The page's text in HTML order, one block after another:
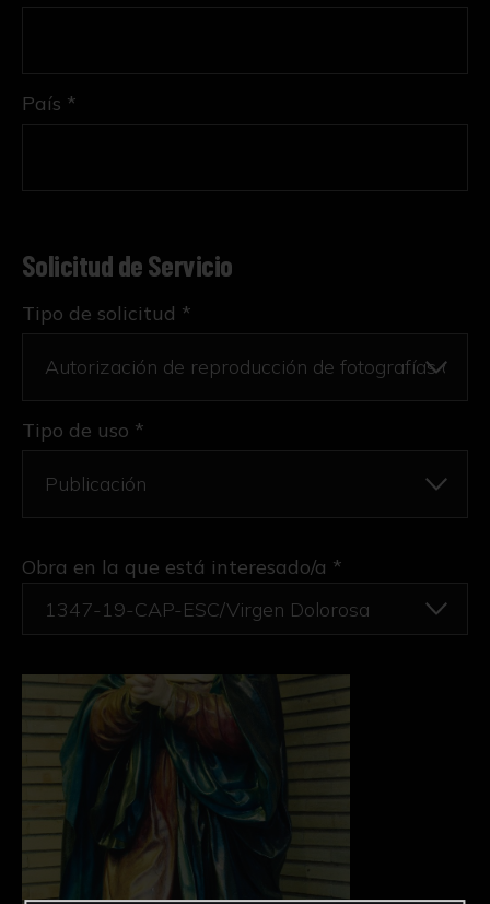
País *
Solicitud de Servicio
Tipo de solicitud *
Tipo de uso *
Obra en la que está interesado/a *
1347-19-CAP-ESC/Virgen Dolorosa